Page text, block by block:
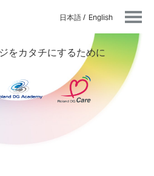
日本語 English
をカタチにするために